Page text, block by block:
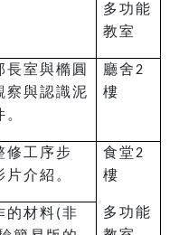
多功能
教室
長室與橢圓
察與認識泥
廳舍2
樓
修工序步
介紹。
食堂2
樓
多功能
的材料(非